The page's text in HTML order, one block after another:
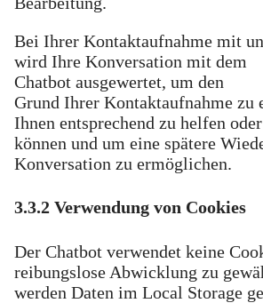
Bei Ihrer Kontaktaufnahme mit
wird Ihre Konversation mit dem
Chatbot ausgewertet, um den
Grund Ihrer Kontaktaufnahme zu
Ihnen entsprechend zu helfen
können und um eine spätere
Konversation zu ermöglichen.
3.3.2 Verwendung von Cookies
Der Chatbot verwendet keine
reibungslose Abwicklung zu
werden Daten im Local Storage